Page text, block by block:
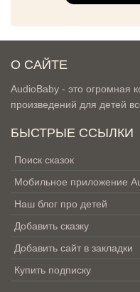
О САЙТЕ
AudioBaby - это огромная
произведений для детей
БЫСТРЫЕ ССЫЛКИ
Поиск сказок
Мобильное приложение
Наш блог про детей
Добавить сказку
Добавить сайт в закладки
Купить подписку